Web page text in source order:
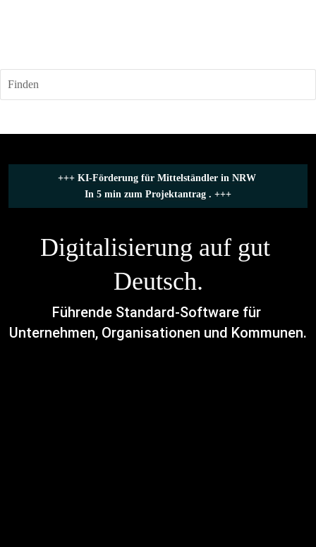
Finden
+++ KI-Förderung für Mittelständler in NRW
In 5 min zum Projektantrag . +++
Digitalisierung auf gut
Deutsch.
Führende Standard-Software für
Unternehmen, Organisationen und Kommunen.